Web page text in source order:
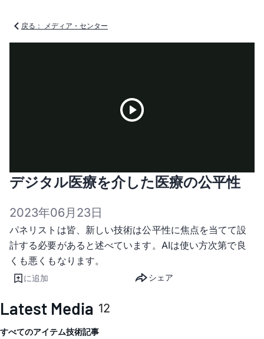
戻る： メディア・センター
Video
デジタル医療を介した医療の公平性
2023年06月23日
パネリストは皆、新しい技術は公平性に焦点を当てて設
計する必要があると述べています。AIは使い方次第で良
くも悪くもなります。
に追加 シェア
Latest Media 12
すべてのアイテム技術記事